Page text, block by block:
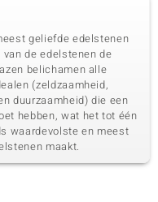
mm
geslepen
geliefde edelstenen
van de edelstenen de
belichamen alle
(zeldzaamheid,
duurzaamheid) die een
hebben, wat het tot één
waardevolste en meest
maakt.